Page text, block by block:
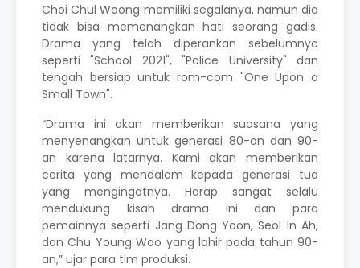
Choi Chul Woong memiliki segalanya, namun dia
tidak bisa memenangkan hati seorang gadis.
Drama yang telah diperankan sebelumnya
seperti "School 2021", "Police University" dan
tengah bersiap untuk rom-com "One Upon a
Small Town".
“Drama ini akan memberikan suasana yang
menyenangkan untuk generasi 80-an dan 90-
an karena latarnya. Kami akan memberikan
cerita yang mendalam kepada generasi tua
yang mengingatnya. Harap sangat selalu
mendukung kisah drama ini dan para
pemainnya seperti Jang Dong Yoon, Seol In Ah,
dan Chu Young Woo yang lahir pada tahun 90-
an,” ujar para tim produksi.